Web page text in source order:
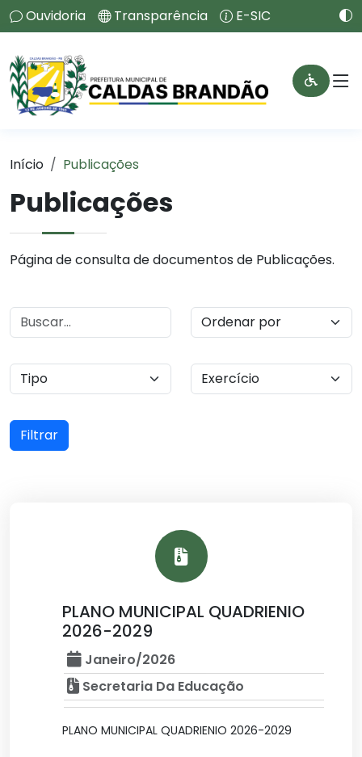
Ouvidoria Transparência E-SIC
Início Publicações
Publicações
Página de consulta de documentos de Publicações.
Filtrar
PLANO MUNICIPAL QUADRIENIO
2026-2029
Janeiro/2026
Secretaria Da Educação
PLANO MUNICIPAL QUADRIENIO 2026-2029